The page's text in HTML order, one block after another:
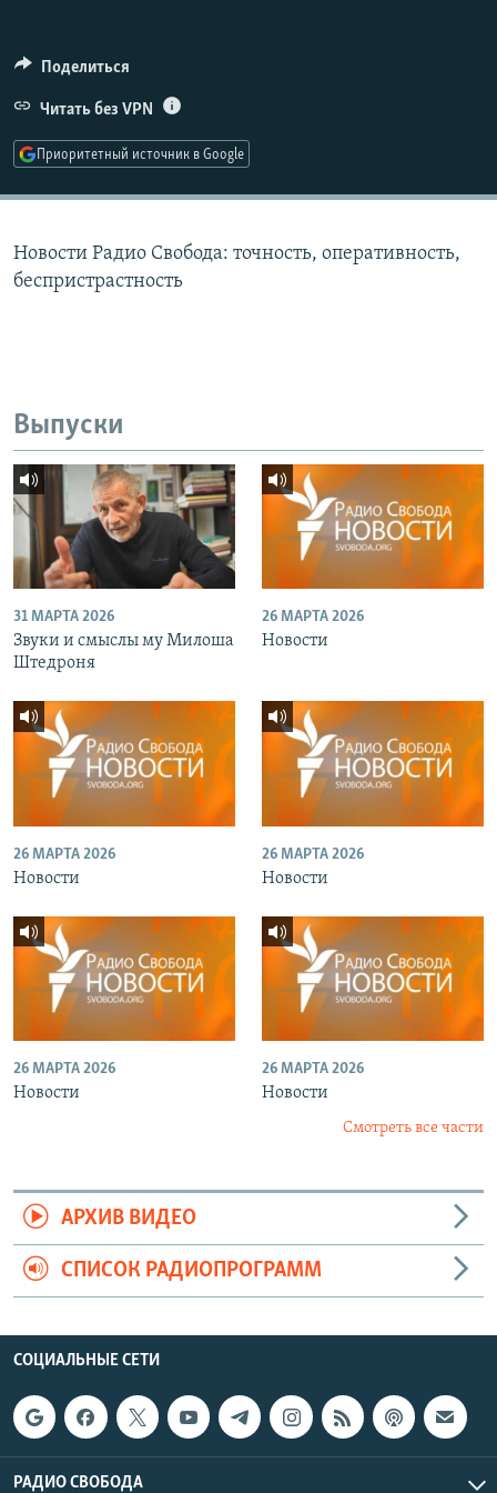
ПОДПИШИТЕСЬ НА РАССЫЛКУ
СОЦИАЛЬНЫЕ СЕТИ
Поделиться
Читать без VPN
Приоритетный источник в Google
Новости Радио Свобода: точность, оперативность,
беспристрастность
Выпуски
31 МАРТА 2026
Звуки и смыслы му Милоша
Штедроня
26 МАРТА 2026
Новости
26 МАРТА 2026
Новости
26 МАРТА 2026
Новости
26 МАРТА 2026
Новости
26 МАРТА 2026
Новости
Смотреть все части
АРХИВ ВИДЕО
СПИСОК РАДИОПРОГРАММ
СОЦИАЛЬНЫЕ СЕТИ
РАДИО СВОБОДА